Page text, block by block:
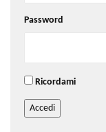
Password
Ricordami
Accedi